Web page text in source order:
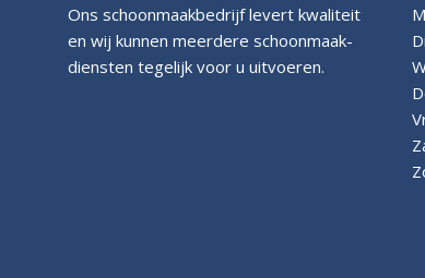
Ons schoonmaakbedrijf levert kwaliteit
en wij kunnen meerdere schoonmaak-
diensten tegelijk voor u uitvoeren.